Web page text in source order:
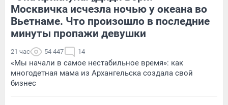
Москвичка исчезла ночью у океана во
Вьетнаме. Что произошло в последние
минуты пропажи девушки
21 час 54 447 14
«Мы начали в самое нестабильное время»: как
многодетная мама из Архангельска создала свой
бизнес